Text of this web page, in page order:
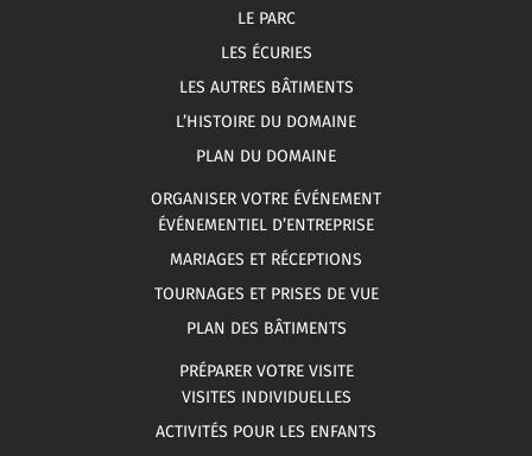
LE PARC
LES ÉCURIES
LES AUTRES BÂTIMENTS
L’HISTOIRE DU DOMAINE
PLAN DU DOMAINE
ORGANISER VOTRE ÉVÉNEMENT
ÉVÉNEMENTIEL D’ENTREPRISE
MARIAGES ET RÉCEPTIONS
TOURNAGES ET PRISES DE VUE
PLAN DES BÂTIMENTS
PRÉPARER VOTRE VISITE
VISITES INDIVIDUELLES
ACTIVITÉS POUR LES ENFANTS